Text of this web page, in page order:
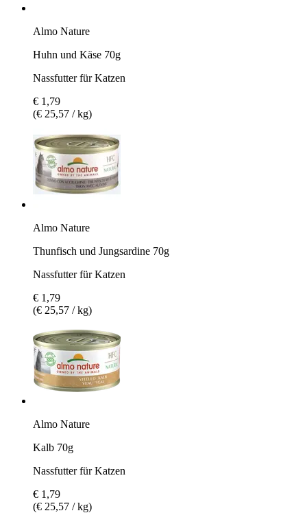
Almo Nature
Huhn und Käse 70g
Nassfutter für Katzen
€ 1,79
(€ 25,57 / kg)
Almo Nature
Thunfisch und Jungsardine 70g
Nassfutter für Katzen
€ 1,79
(€ 25,57 / kg)
Almo Nature
Kalb 70g
Nassfutter für Katzen
€ 1,79
(€ 25,57 / kg)